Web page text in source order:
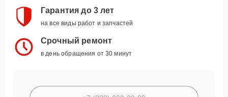
Гарантия до 3 лет
на все виды работ и запчастей
Срочный ремонт
в день обращения от 30 минут